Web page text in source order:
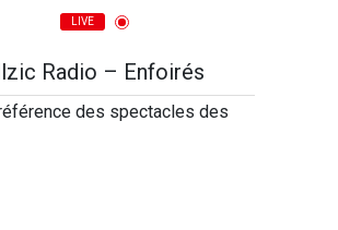
LIVE
Radio – Enfoirés
des spectacles des